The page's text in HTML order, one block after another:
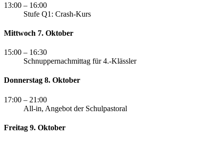
13:00 – 16:00
Stufe Q1: Crash-Kurs
Mittwoch 7. Oktober
15:00 – 16:30
Schnuppernachmittag für 4.-Klässler
Donnerstag 8. Oktober
17:00 – 21:00
All-in, Angebot der Schulpastoral
Freitag 9. Oktober